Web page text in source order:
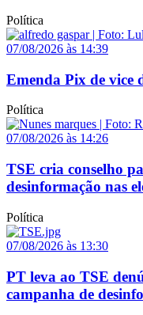
Política
07/08/2026 às 14:39
Emenda Pix de vice
Política
07/08/2026 às 14:26
TSE cria conselho
desinformação nas
Política
07/08/2026 às 13:30
PT leva ao TSE
campanha de